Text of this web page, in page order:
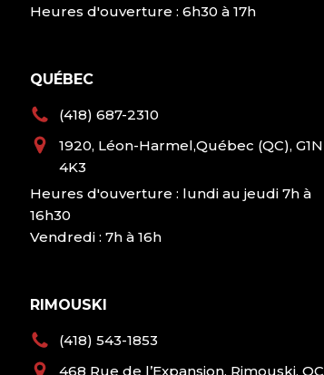
Heures d'ouverture : 6h30 à 17h
QUÉBEC
(418) 687-2310
1920, Léon-Harmel,Québec (QC), G1N
4K3
Heures d'ouverture : lundi au jeudi 7h à
16h30
Vendredi : 7h à 16h
RIMOUSKI
(418) 543-1853
468 Rue de l’Expansion, Rimouski, QC